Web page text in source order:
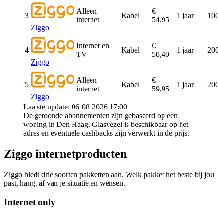
3
Ziggo
Alleen
internet
Kabel
€
54,95
1 jaar
4
Ziggo
Internet en
TV
Kabel
€
58,40
1 jaar
5
Ziggo
Alleen
internet
Kabel
€
59,95
1 jaar
Laatste update: 06-08-2026 17:00
De getoonde abonnementen zijn gebaseerd op een
woning in Den Haag. Glasvezel is beschikbaar op het
adres en eventuele cashbacks zijn verwerkt in de prijs.
Ziggo internetproducten
Ziggo biedt drie soorten pakketten aan. Welk pakket het beste bij jou
past, hangt af van je situatie en wensen.
Internet only